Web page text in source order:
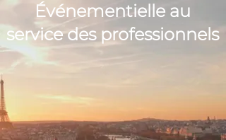
Événementielle au
service des professionnels